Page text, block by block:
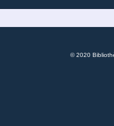
© 2020